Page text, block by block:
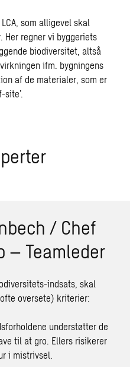
som alligevel skal
Her regner vi byggeriets
biodiversitet, altså
ifm. bygningens
af de materialer, som er
/ Chef
– Teamleder
indsats, skal
oversete) kriterier:
understøtter de
til at gro. Ellers risikerer
i mistrivsel.